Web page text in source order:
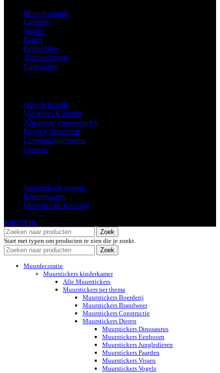
Muurdecoratie
Lampen
Textiel
Papier
Bobbi Beer
Aanbiedingen
Cadeautips
Over Kidzstijl
Vacatures Kidzstijl
Algemene voorwaarden
Privacy Statement
Leveringsinformatie
Contact
Veelgestelde vragen
Kleurenstalen
Merken van Kidzstijl
KIDZSTIJL
Zoek
Start met typen om producten te zien die je zoekt.
Zoek
Muurdecoratie
Muurstickers kinderkamer
Alle Muurstickers
Muurstickers per thema
Muurstickers Boerderij
Muurstickers Brandweer
Muurstickers Constructie
Muurstickers Dieren
Muurstickers Dinosaurus
Muurstickers Eenhoorn
Muurstickers Jungledieren
Muurstickers Paarden
Muurstickers Vissen
Muurstickers Vogels